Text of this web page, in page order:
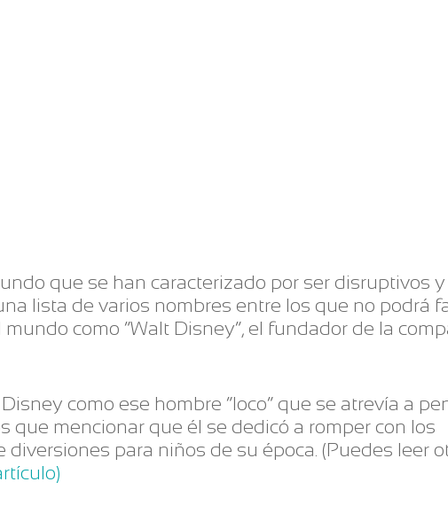
que se han caracterizado por ser disruptivos
lista de varios nombres entre los que no podrá
como “Walt Disney”, el fundador de la
como ese hombre “loco” que se atrevía a
que mencionar que él se dedicó a romper con los
para niños de su época. (Puedes leer